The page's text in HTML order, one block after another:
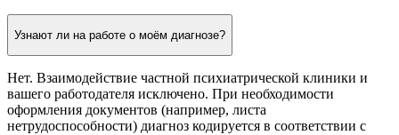
Узнают ли на работе о моём диагнозе?
Нет. Взаимодействие частной психиатрической клиники и
вашего работодателя исключено. При необходимости
оформления документов (например, листа
нетрудоспособности) диагноз кодируется в соответствии с